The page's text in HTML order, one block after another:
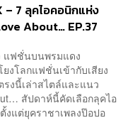
– 7 ลุคไอคอนิกแห่ง
About… EP.37
แฟชั่นบนพรมแดง
ยงโลกแฟชั่นเข้ากับเสียง
รงนี้เล่าสไตล์และแนว
สัปดาห์นี้คัดเลือกลุคไอ
แต่ยุคราชาเพลงป๊อปอ